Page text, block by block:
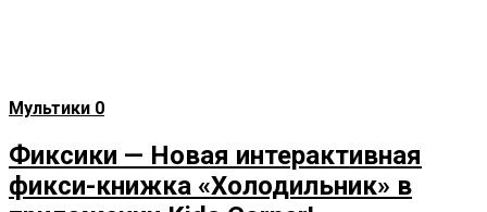
Мультики 0
Фиксики — Новая интерактивная
фикси-книжка «Холодильник» в